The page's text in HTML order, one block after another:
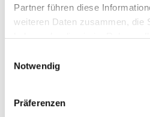
Partner führen diese
weiteren Daten zusammen, die
Notwendig
Präferenzen